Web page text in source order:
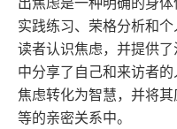
实践练习、荣格分析和
读者认识焦虑，并提供
中分享了自己和来访者
焦虑转化为智慧，并将
等的亲密关系中。